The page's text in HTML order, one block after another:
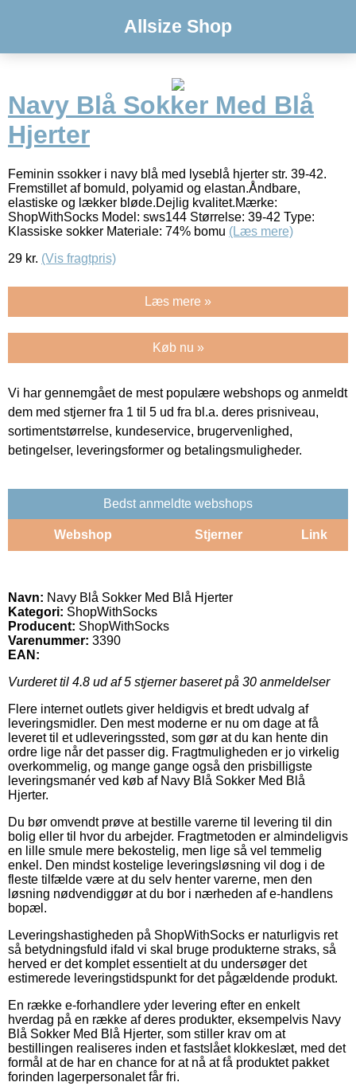
Allsize Shop
Navy Blå Sokker Med Blå
Hjerter
Feminin ssokker i navy blå med lyseblå hjerter str. 39-42.
Fremstillet af bomuld, polyamid og elastan.Åndbare,
elastiske og lækker bløde.Dejlig kvalitet.Mærke:
ShopWithSocks Model: sws144 Størrelse: 39-42 Type:
Klassiske sokker Materiale: 74% bomu (Læs mere)
29 kr. (Vis fragtpris)
Læs mere »
Køb nu »
Vi har gennemgået de mest populære webshops og anmeldt
dem med stjerner fra 1 til 5 ud fra bl.a. deres prisniveau,
sortimentstørrelse, kundeservice, brugervenlighed,
betingelser, leveringsformer og betalingsmuligheder.
Bedst anmeldte webshops
Webshop Stjerner Link
Navn: Navy Blå Sokker Med Blå Hjerter
Kategori: ShopWithSocks
Producent: ShopWithSocks
Varenummer: 3390
EAN:
Vurderet til 4.8 ud af 5 stjerner baseret på 30 anmeldelser
Flere internet outlets giver heldigvis et bredt udvalg af
leveringsmidler. Den mest moderne er nu om dage at få
leveret til et udleveringssted, som gør at du kan hente din
ordre lige når det passer dig. Fragtmuligheden er jo virkelig
overkommelig, og mange gange også den prisbilligste
leveringsmanér ved køb af Navy Blå Sokker Med Blå
Hjerter.
Du bør omvendt prøve at bestille varerne til levering til din
bolig eller til hvor du arbejder. Fragtmetoden er almindeligvis
en lille smule mere bekostelig, men lige så vel temmelig
enkel. Den mindst kostelige leveringsløsning vil dog i de
fleste tilfælde være at du selv henter varerne, men den
løsning nødvendiggør at du bor i nærheden af e-handlens
bopæl.
Leveringshastigheden på ShopWithSocks er naturligvis ret
så betydningsfuld ifald vi skal bruge produkterne straks, så
herved er det komplet essentielt at du undersøger det
estimerede leveringstidspunkt for det pågældende produkt.
En række e-forhandlere yder levering efter en enkelt
hverdag på en række af deres produkter, eksempelvis Navy
Blå Sokker Med Blå Hjerter, som stiller krav om at
bestillingen realiseres inden et fastslået klokkeslæt, med det
formål at de har en chance for at nå at få produktet pakket
forinden lagerpersonalet får fri.